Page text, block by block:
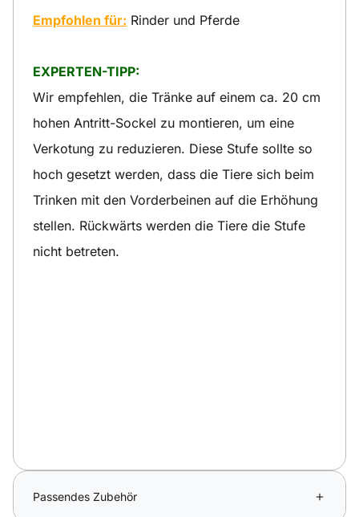
Empfohlen für: Rinder und Pferde
EXPERTEN-TIPP:
Wir empfehlen, die Tränke auf einem ca. 20 cm
hohen Antritt-Sockel zu montieren, um eine
Verkotung zu reduzieren. Diese Stufe sollte so
hoch gesetzt werden, dass die Tiere sich beim
Trinken mit den Vorderbeinen auf die Erhöhung
stellen. Rückwärts werden die Tiere die Stufe
nicht betreten.
Passendes Zubehör